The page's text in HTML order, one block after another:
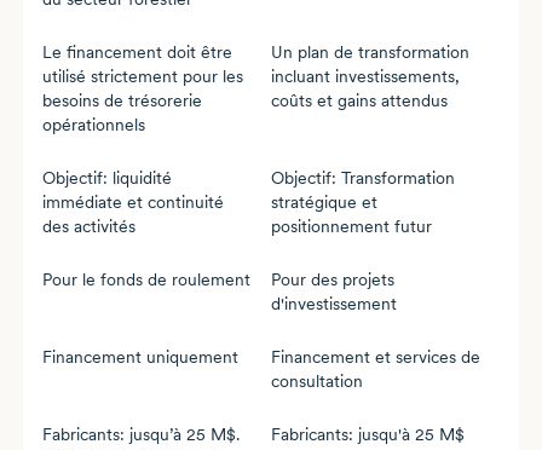
Le financement doit être
utilisé strictement pour les
besoins de trésorerie
opérationnels
Un plan de transformation
incluant investissements,
coûts et gains attendus
Objectif: liquidité
immédiate et continuité
des activités
Objectif: Transformation
stratégique et
positionnement futur
Pour le fonds de roulement
Pour des projets
d'investissement
Financement uniquement
Financement et services de
consultation
Fabricants: jusqu’à 25 M$.
Fabricants: jusqu'à 25 M$